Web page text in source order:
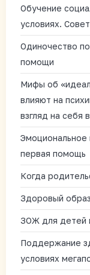
Обучение
условиях.
Одиночество
помощи
Мифы об
влияют на
взгляд на себя
Эмоциональное
первая помощь
Когда
Здоровый
ЗОЖ для детей
Поддержание
условиях